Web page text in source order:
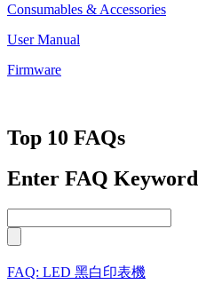
Consumables & Accessories
User Manual
Firmware
Top 10 FAQs
Enter FAQ
FAQ: LED 黑白印表機